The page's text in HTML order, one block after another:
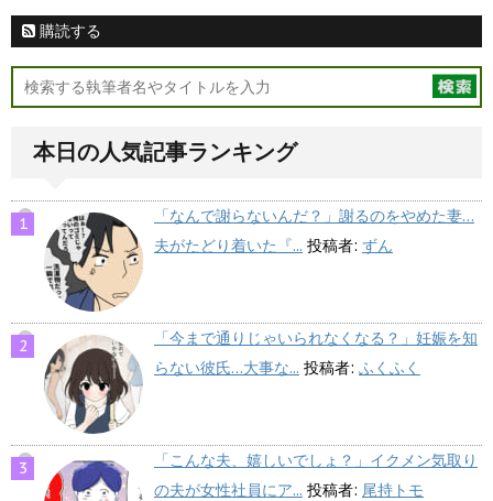
購読する
本日の人気記事ランキング
「なんで謝らないんだ？」謝るのをやめた妻…
夫がたどり着いた『... 投稿者: ずん
「今まで通りじゃいられなくなる？」妊娠を知
らない彼氏…大事な... 投稿者: ふくふく
「こんな夫、嬉しいでしょ？」イクメン気取り
の夫が女性社員にア... 投稿者: 尾持トモ